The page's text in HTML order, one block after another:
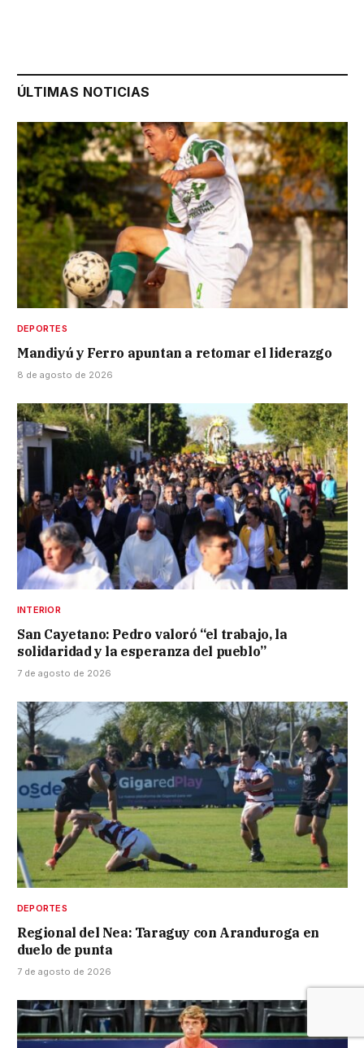
ÚLTIMAS NOTICIAS
DEPORTES
Mandiyú y Ferro apuntan a retomar el liderazgo
8 de agosto de 2026
INTERIOR
San Cayetano: Pedro valoró “el trabajo, la
solidaridad y la esperanza del pueblo”
7 de agosto de 2026
DEPORTES
Regional del Nea: Taraguy con Aranduroga en
duelo de punta
7 de agosto de 2026